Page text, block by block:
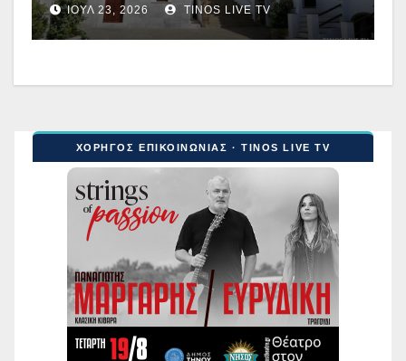
ΙΟΎΛ 23, 2026 TINOS LIVE TV
ΧΟΡΗΓΟΣ ΕΠΙΚΟΙΝΩΝΙΑΣ · TINOS LIVE TV